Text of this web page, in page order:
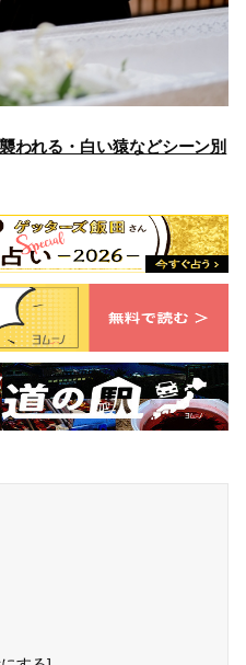
われる・白い猿などシーン別